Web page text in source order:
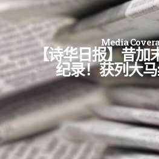
Media
【诗华日报】昔加
纪录！获列大